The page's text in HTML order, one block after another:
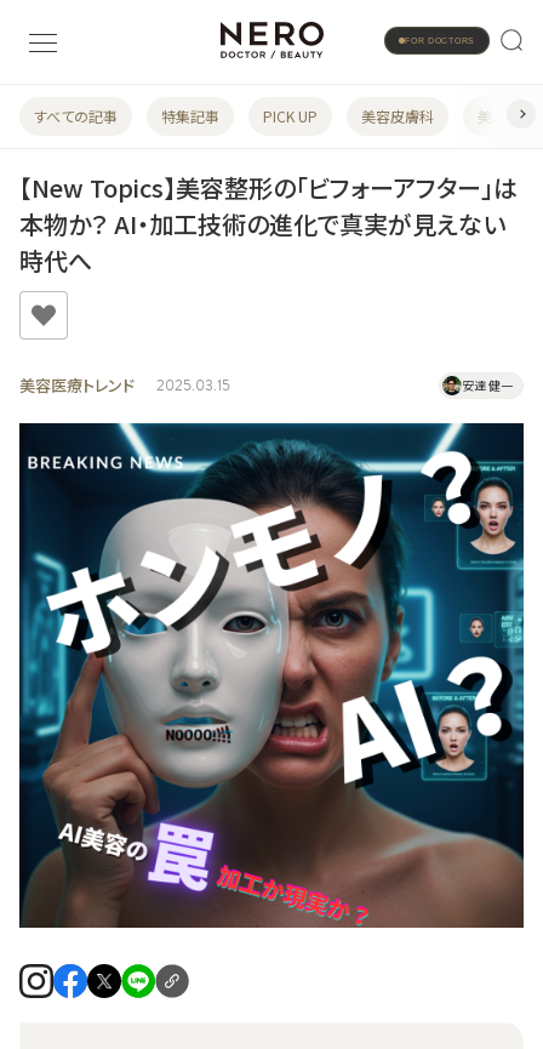
FOR DOCTORS
すべての記事 特集記事 PICK UP 美容皮膚科 美容婦人
【New Topics】美容整形の「ビフォーアフター」は
本物か？ AI・加工技術の進化で真実が見えない
時代へ
美容医療トレンド 2025.03.15 安達 健一